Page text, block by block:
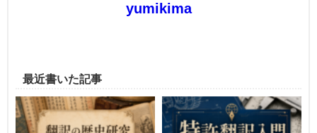
yumikima
最近書いた記事